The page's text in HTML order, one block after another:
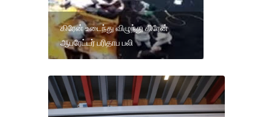
கிரேன் உடைந்து விழுந்து கிரேன்
ஆபரேட்டர் பரிதாப பலி